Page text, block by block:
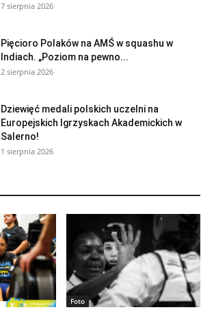
7 sierpnia 2026
Pięcioro Polaków na AMŚ w squashu w
Indiach. „Poziom na pewno...
2 sierpnia 2026
Dziewięć medali polskich uczelni na
Europejskich Igrzyskach Akademickich w
Salerno!
1 sierpnia 2026
Foto